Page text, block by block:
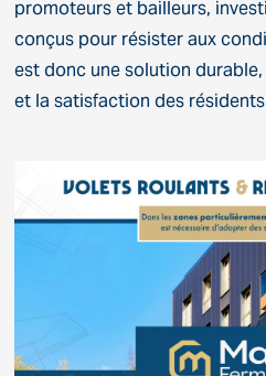
promoteurs et bailleurs,
conçus pour résister aux
est donc une solution
et la satisfaction des